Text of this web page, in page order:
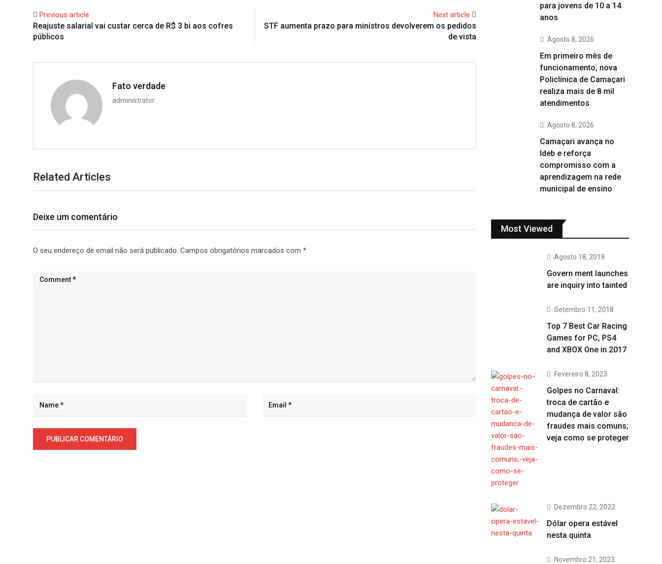
Previous article
Reajuste salarial vai custar cerca de R$ 3 bi aos cofres
públicos
Next article
STF aumenta prazo para ministros devolverem os pedidos
de vista
Fato verdade
administrator
Related Articles
Deixe um comentário
O seu endereço de email não será publicado. Campos obrigatórios marcados com *
para jovens de 10 a 14
anos
Agosto 8, 2026
Em primeiro mês de
funcionamento, nova
Policlínica de Camaçari
realiza mais de 8 mil
atendimentos
Agosto 8, 2026
Camaçari avança no
Ideb e reforça
compromisso com a
aprendizagem na rede
municipal de ensino
Most Viewed
Agosto 18, 2018
Govern ment launches
are inquiry into tainted
Setembro 11, 2018
Top 7 Best Car Racing
Games for PC, PS4
and XBOX One in 2017
Fevereiro 8, 2023
Golpes no Carnaval:
troca de cartão e
mudança de valor são
fraudes mais comuns;
veja como se proteger
Dezembro 22, 2022
Dólar opera estável
nesta quinta
Novembro 21, 2023